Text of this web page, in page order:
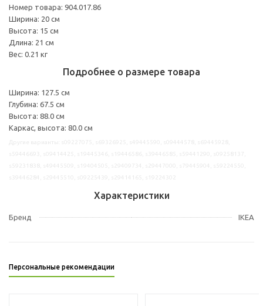
Номер товара: 904.017.86
Ширина: 20 см
Высота: 15 см
Длина: 21 см
Вес: 0.21 кг
Подробнее о размере товара
Ширина: 127.5 см
Глубина: 67.5 см
Высота: 88.0 см
Каркас, высота: 80.0 см
Характеристики
Бренд IKEA
Персональные рекомендации